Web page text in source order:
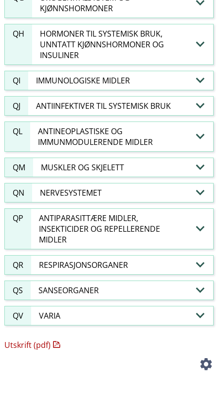
KJØNNSHORMONER
QH
HORMONER TIL SYSTEMISK BRUK,
UNNTATT KJØNNSHORMONER OG
INSULINER
QI IMMUNOLOGISKE MIDLER
QJ ANTIINFEKTIVER TIL SYSTEMISK BRUK
QL
ANTINEOPLASTISKE OG
IMMUNMODULERENDE MIDLER
QM MUSKLER OG SKJELETT
QN NERVESYSTEMET
QP
ANTIPARASITTÆRE MIDLER,
INSEKTICIDER OG REPELLERENDE
MIDLER
QR RESPIRASJONSORGANER
QS SANSEORGANER
QV VARIA
Utskrift (pdf)